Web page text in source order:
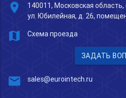
place
140011, Московская
ул. Юбилейная, д. 26,
map Схема проезда
ЗАДАТЬ
mail sales@eurointech.ru